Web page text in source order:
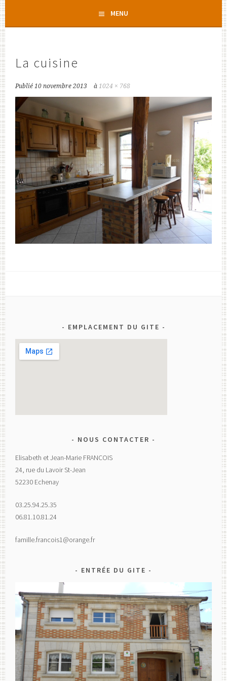
contenu
MENU
La cuisine
Publié10 novembre 2013 à1024 × 768
EMPLACEMENT DU GITE
NOUS CONTACTER
Elisabeth et Jean-Marie FRANCOIS
24, rue du Lavoir St-Jean
52230 Echenay
03.25.94.25.35
06.81.10.81.24
famille.francois1@orange.fr
ENTRÉE DU GITE